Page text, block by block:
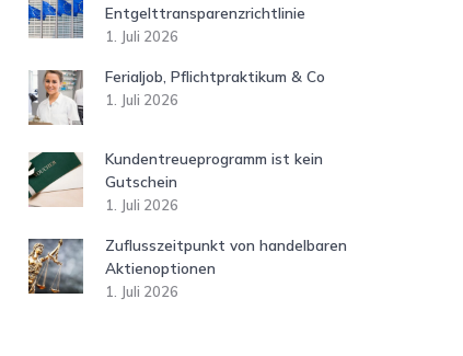
Entgelttransparenzrichtlinie
1. Juli 2026
Ferialjob, Pflichtpraktikum & Co
1. Juli 2026
Kundentreueprogramm ist kein
Gutschein
1. Juli 2026
Zuflusszeitpunkt von handelbaren
Aktienoptionen
1. Juli 2026